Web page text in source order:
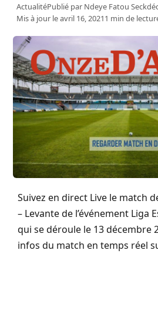
ActualitéPublié par Ndeye Fatou Seck
Mis à jour le avril 16, 20211 min de
Suivez en direct Live le match
– Levante de l’événement Liga
qui se déroule le 13 décembre
infos du match en temps réel